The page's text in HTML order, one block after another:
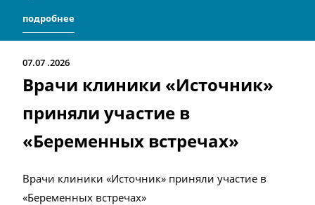
подробнее
07.07 2026
Врачи клиники «Источник»
приняли участие в
«Беременных встречах»
Врачи клиники «Источник» приняли участие в
«Беременных встречах»